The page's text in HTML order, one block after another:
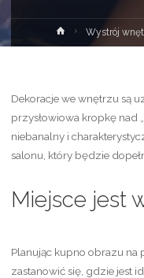
Strona
główna
Wystrój
Dekoracje we wnętrzu są
przysłowiowa kropkę nad
niebanalny i
salonu, który będzie
Miejsce jest
Planując kupno obrazu na
zastanowić się, gdzie jest